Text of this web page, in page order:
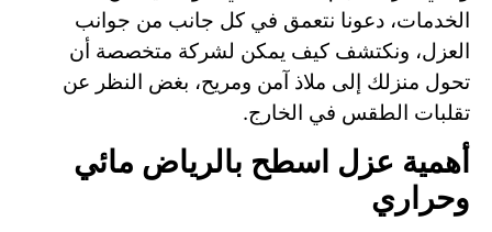
الخدمات، دعونا نتعمق في كل جانب من جوانب
العزل، ونكتشف كيف يمكن لشركة متخصصة أن
تحول منزلك إلى ملاذ آمن ومريح، بغض النظر عن
تقلبات الطقس في الخارج.
أهمية عزل اسطح بالرياض مائي
وحراري